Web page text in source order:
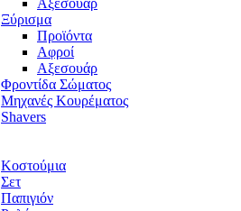
Ξύρισμα
Προϊόντα
Αφροί
Αξεσουάρ
Φροντίδα Σώματος
Μηχανές Κουρέματος
Shavers
Κοστούμια
Σετ
Παπιγιόν